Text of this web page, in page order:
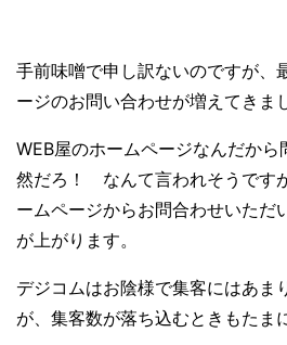
手前味噌で申し訳ないのですが、
ージのお問い合わせが増えてきま
WEB屋のホームページなんだから
然だろ！ なんて言われそうです
ームページからお問合わせいただ
が上がります。
デジコムはお陰様で集客にはあま
が、集客数が落ち込むときもたま